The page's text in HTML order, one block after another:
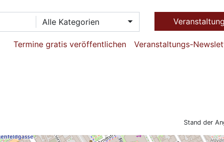
Alle Kategorien
Termine gratis veröffentlichen Veranstaltungs-
Stand der